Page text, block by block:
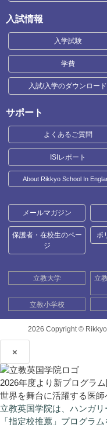
入試情報
入学試験
学費
入試/入学のダウンロード
サポート
よくあるご質問
ISIレポート
About Rikkyo School In
メールマガジン
保護者・在校生のペー
ジ
ポ
立教大学
立
立教小学校
2026 Copyright ©
×
2026年度より新プログラ
世界を舞台に活躍する医師
立教英国学院は、ハンガ
「指定校推薦」プログラム